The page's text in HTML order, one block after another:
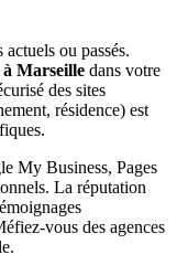
ou passés.
à Marseille dans votre
des sites
résidence) est
My Business, Pages
La réputation
vous des agences